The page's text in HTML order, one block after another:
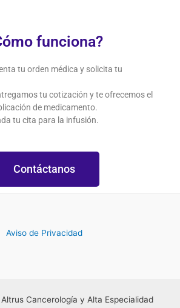
funciona?
tu orden médica y solicita tu
tu cotización y te ofrecemos el
de medicamento.
tu cita para la infusión.
Contáctanos
Aviso de Privacidad
Cancerología y Alta Especialidad